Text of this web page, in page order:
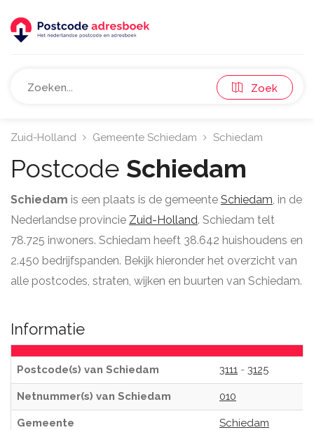
Zoek
Zuid-Holland Gemeente Schiedam Schiedam
Postcode Schiedam
Schiedam is een plaats is de gemeente Schiedam, in de
Nederlandse provincie Zuid-Holland. Schiedam telt
78.725 inwoners. Schiedam heeft 38.642 huishoudens en
2.450 bedrijfspanden. Bekijk hieronder het overzicht van
alle postcodes, straten, wijken en buurten van Schiedam.
Informatie
Postcode(s) van Schiedam 3111 - 3125
Netnummer(s) van Schiedam 010
Gemeente Schiedam